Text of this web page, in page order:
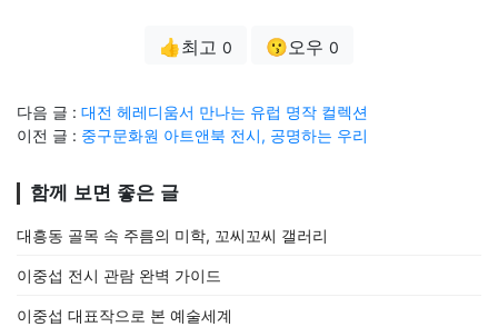
👍최고 0 😗오우 0
다음 글 : 대전 헤레디움서 만나는 유럽 명작 컬렉션
이전 글 : 중구문화원 아트앤북 전시, 공명하는 우리
함께 보면 좋은 글
대흥동 골목 속 주름의 미학, 꼬씨꼬씨 갤러리
이중섭 전시 관람 완벽 가이드
이중섭 대표작으로 본 예술세계